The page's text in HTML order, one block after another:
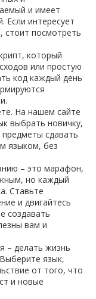
и имеет
Если интересует
стоит посмотреть
который
или простую
код каждый день
На нашем сайте
выбрать новичку,
предметы сдавать
языком, без
– это марафон,
но каждый
Ставьте
и двигайтесь
создавать
вам и
– делать жизнь
язык,
от того, что
и новые